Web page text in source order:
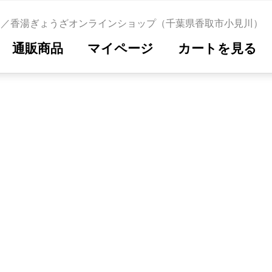
香湯ぎょうざオンラインショップ（千葉県香取市小見川）
通販商品 マイページ カートを見る